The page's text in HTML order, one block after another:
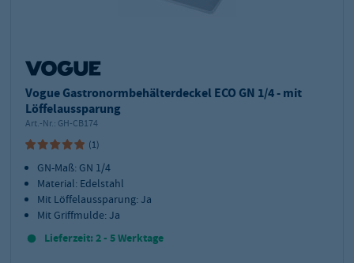
Vogue Gastronormbehälterdeckel ECO GN 1/4 - mit
Löffelaussparung
Art.-Nr.: GH-CB174
(1)
GN-Maß: GN 1/4
Material: Edelstahl
Mit Löffelaussparung: Ja
Mit Griffmulde: Ja
Lieferzeit: 2 - 5 Werktage